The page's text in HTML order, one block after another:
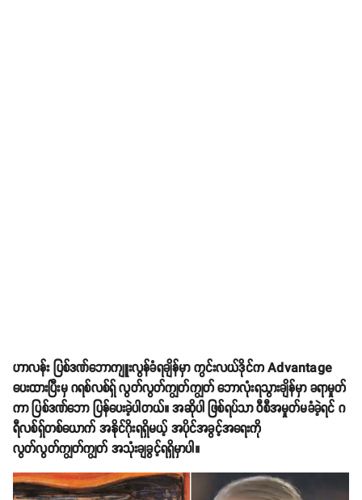
ဟာလန်း ပြစ်ဒဏ်ဘောကျူးလွန်ခံရချိန်မှာ ကွင်းလယ်ဒိုင်က Advantage
ပေးထားပြီးမှ ဂရစ်လစ်ရှ် လွတ်လွတ်ကျွတ်ကျွတ် ဘောလုံးရသွားချိန်မှာ ခရာမှုတ်
ကာ ပြစ်ဒဏ်ဘော ပြန်ပေးခဲ့ပါတယ်။ အဆိုပါ ဖြစ်ရပ်သာ ဝီစီအမှုတ်မခံခဲ့ရင် ဂ
ရီလစ်ရှ်တစ်ယောက် အနိုင်ဂိုးရရှိမယ့် အပိုင်အခွင့်အရေးကို
လွတ်လွတ်ကျွတ်ကျွတ် အသုံးချခွင့်ရရှိမှာပါ။